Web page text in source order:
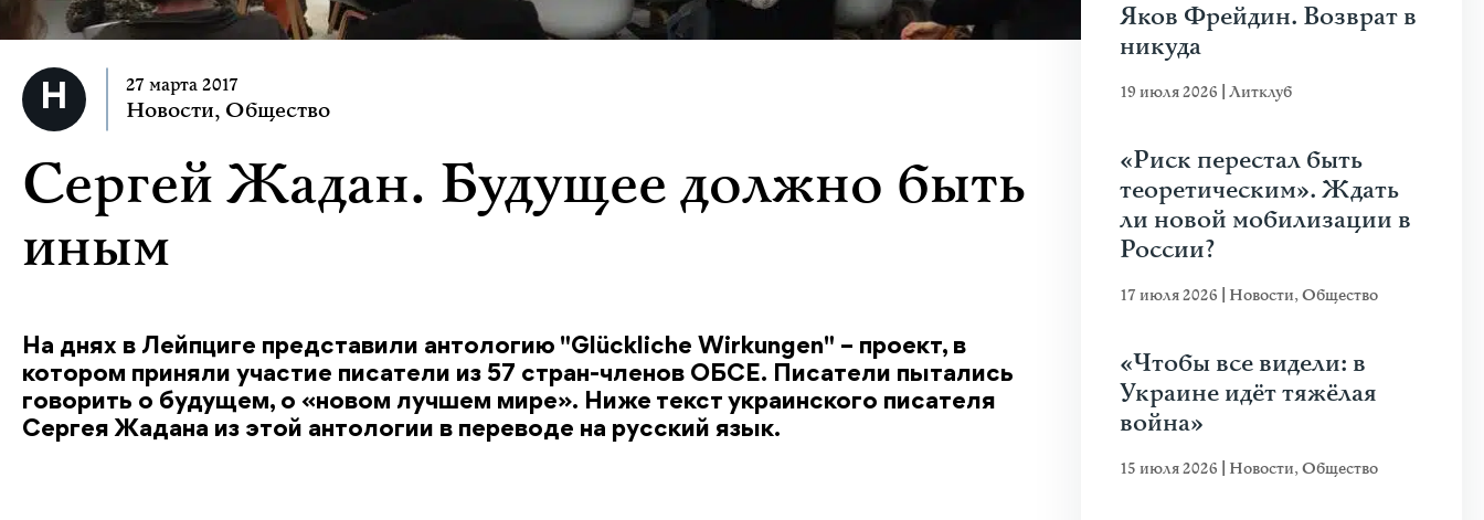
27 марта 2017
Новости, Общество
Сергей Жадан. Будущее должно быть
иным
На днях в Лейпциге представили антологию "Glückliche Wirkungen" – проект, в
котором приняли участие писатели из 57 стран-членов ОБСЕ. Писатели пытались
говорить о будущем, о «новом лучшем мире». Ниже текст украинского писателя
Сергея Жадана из этой антологии в переводе на русский язык.
Яков Фрейдин. Возврат в
никуда
19 июля 2026 Литклуб
«Риск перестал быть
теоретическим». Ждать
ли новой мобилизации в
России?
17 июля 2026 Новости,Общество
«Чтобы все видели: в
Украине идёт тяжёлая
война»
15 июля 2026 Новости,Общество